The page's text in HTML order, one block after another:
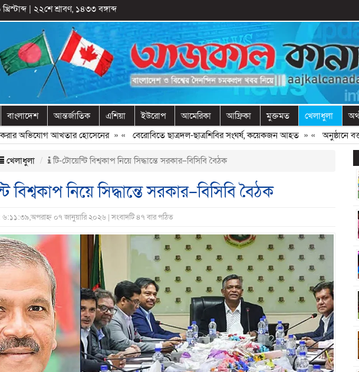
| ২২শে শ্রাবণ, ১৪৩৩ বঙ্গাব্দ
বাংলাদেশ আন্তর্জাতিক এশিয়া ইউরোপ আমেরিকা আফ্রিকা মুক্তমত খেলাধুলা
অভিযোগ আখতার হোসেনের» « বেরোবিতে ছাত্রদল-ছাত্রশিবির সংঘর্ষ, কয়েকজন আহত» « অনুষ্ঠানে
খেলাধুলা টি-টোয়েন্টি বিশ্বকাপ নিয়ে সিদ্ধান্তে সরকার–বিসিবি বৈঠক
বিশ্বকাপ নিয়ে সিদ্ধান্তে সরকার–বিসিবি বৈঠক
৬:১১:৩৯,অপরাহ্ন ০৭ জানুয়ারি ২০২৬ | সংবাদটি ৪৭ বার পঠিত